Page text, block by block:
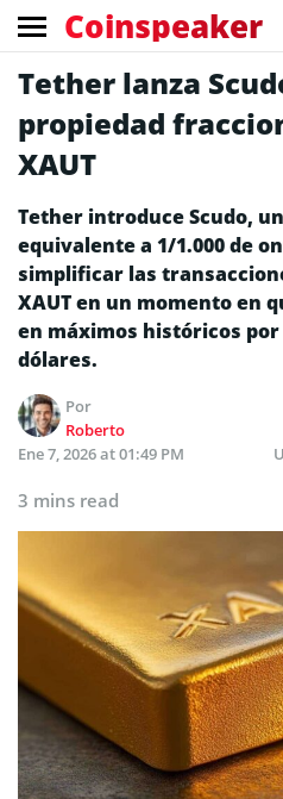
Coinspeaker
Tether lanza
propiedad
XAUT
Tether introduce Scudo,
equivalente a 1/1.000 de
simplificar las
XAUT en un momento en
en máximos históricos por
dólares.
Por
Roberto
Ene 7, 2026 at 01:49 PM
3 mins read